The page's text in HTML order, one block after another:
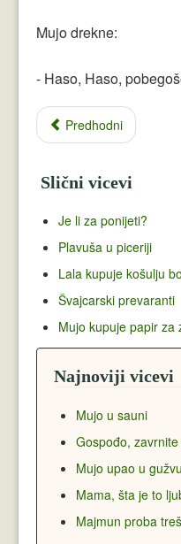
Mujo drekne:
- Haso, Haso,
Predhodni
Slični vicevi
Je li za ponijeti?
Plavuša u piceriji
Lala kupuje košulju
Švajcarski prevaranti
Mujo kupuje papir za
Najnoviji vicevi
Mujo u sauni
Gospođo,
Mujo upao u
Mama, šta je to
Majmun proba